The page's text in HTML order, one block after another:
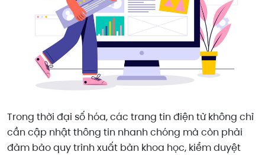
Trong thời đại số hóa, các trang tin điện tử không chỉ
cần cập nhật thông tin nhanh chóng mà còn phải
đảm bảo quy trình xuất bản khoa học, kiểm duyệt